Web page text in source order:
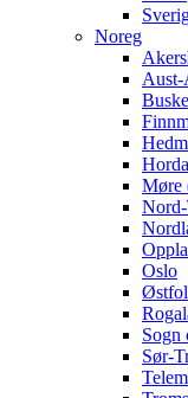
Noreg
Aust-
Møre
Oslo
Sogn
Sør-